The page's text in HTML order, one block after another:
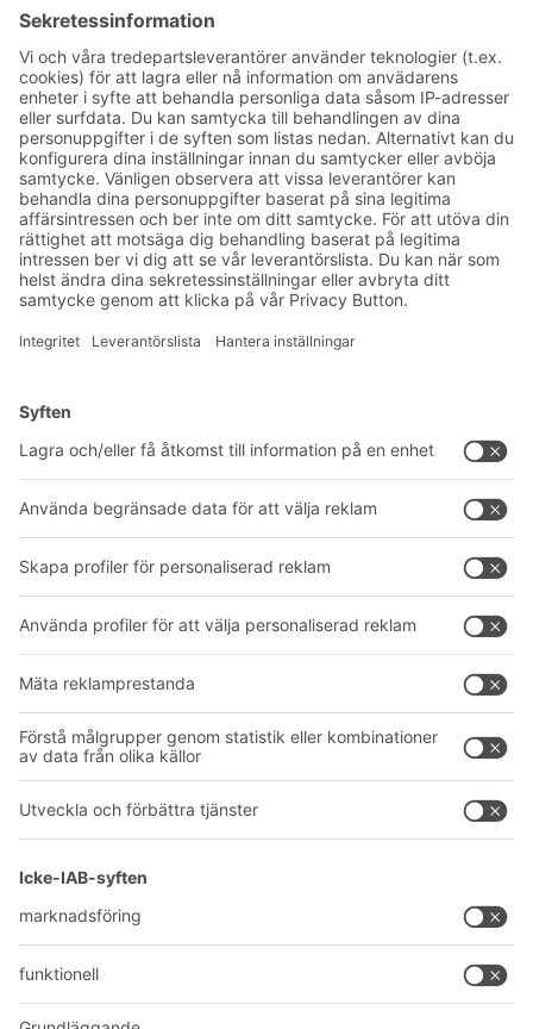
Prenumerera på vårt
nyhetsbrev:
Lager- och logistiknyheter
Exklusiva erbjudanden
Produktnyheter
Prenumerera på vårt
nyhetsbrev
Lösningar
Intralogistiklösningar
Lådsystem
Hyllsystem
Våra tjänster
Produktkatalog
BITO PROJEKTGUIDE
Nedladdningar
Företag
Vårt globala nätverk
Våra produktionsanläggningar
Följ oss
BIT O
YOUR LIFE.
042-151 910